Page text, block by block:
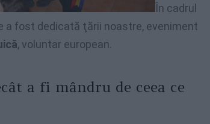
În cadrul
a fost dedicată ţării noastre, eveniment
, voluntar european.
a fi mândru de ceea ce